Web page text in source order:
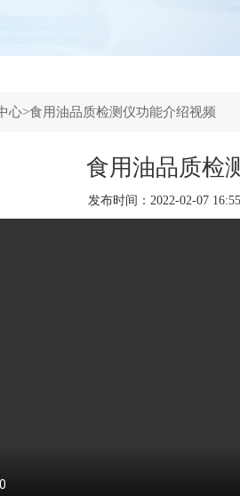
心>食用油品质检测仪功能介绍视频
食用油品质检
发布时间：2022-02-07